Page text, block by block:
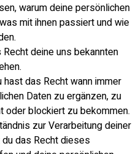
warum deine persönlichen
mit ihnen passiert und wie
deine uns bekannten
hast das Recht wann immer
Daten zu ergänzen, zu
oder blockiert zu bekommen.
zur Verarbeitung deiner
das Recht dieses